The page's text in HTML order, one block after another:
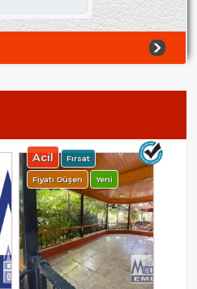
Acil Fırsat
Fiyatı Düşen Yeni